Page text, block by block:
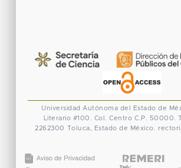
Universidad Autónoma del Estado de
Literario #100. Col. Centro C.P. 50000.
2262300 Toluca, Estado de México.